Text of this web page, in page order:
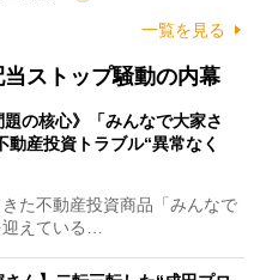
一覧を見る
当ストップ騒動の内幕
題の核心》「みんなで大家さ
動産投資トラブル“異常なく
た不動産投資商品「みんなで
迎えている…